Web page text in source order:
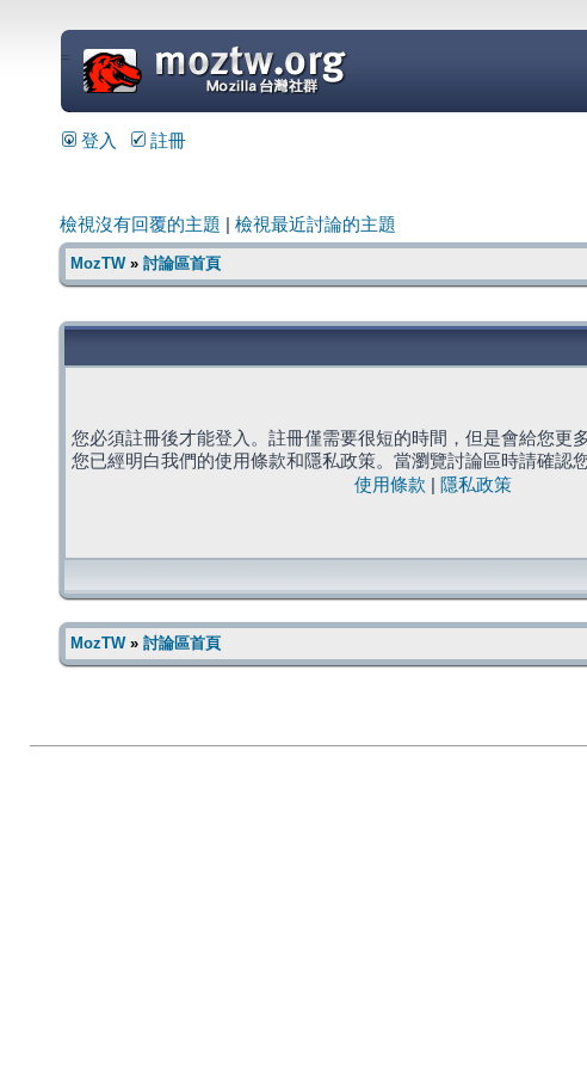
=
登入 註冊
檢視沒有回覆的主題 檢視最近討論的主題
MozTW» 討論區首頁
您必須註冊後才能登入。註冊僅需要很短的時間，但是會給您更
您已經明白我們的使用條款和隱私政策。當瀏覽討論區時請確認
使用條款
隱私政策
MozTW» 討論區首頁